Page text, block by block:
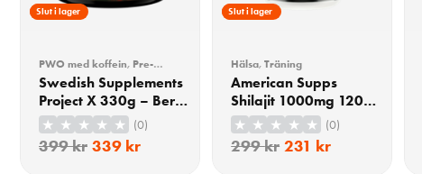
15% Rabatt
Slut i lager
PWO med koffein, Pre-
workout (PWO)
Träning
Swedish Supplements
Project X 330g – Berry
Blaster
(0)
399kr 339 kr
23% Rabatt
Slut i lager
Hälsa,Träning
American Supps
Shilajit 1000mg 120
Kapslar
(0)
299kr 231 kr